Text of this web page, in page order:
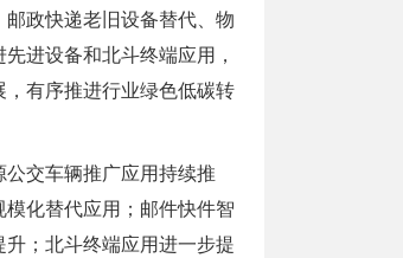
政快递老旧设备替代、物
进设备和北斗终端应用，
有序推进行业绿色低碳转
交车辆推广应用持续推
化替代应用；邮件快件智
；北斗终端应用进一步提